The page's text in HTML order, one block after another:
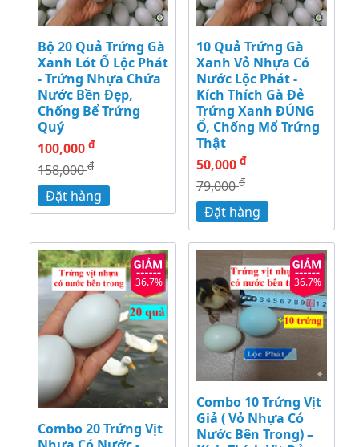
Bộ 20 Quả Trứng Gà
Xanh Lót Ổ Lộc Phát
- Trứng Nhựa Chứa
Nước Bền Đẹp,
Chống Bể Trứng
Quý
100,000 đ
158,000đ
Đặt hàng
10 Quả Trứng Gà
Xanh Vỏ Nhựa Có
Nước Lộc Phát -
Kích Thích Gà Đẻ
Trứng Xanh ĐÚNG
Ổ, Chống Mổ Trứng
Thật
50,000 đ
79,000đ
Đặt hàng
36.7%
Combo 20 Trứng Vịt
36.7%
Combo 10 Trứng Vịt
Giả ( Vỏ Nhựa Có
Nước Bên Trong) –